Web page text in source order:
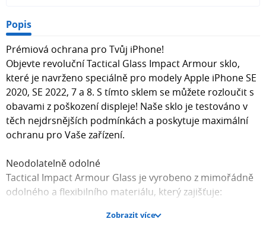
Popis
Prémiová ochrana pro Tvůj iPhone!
Objevte revoluční Tactical Glass Impact Armour sklo,
které je navrženo speciálně pro modely Apple iPhone SE
2020, SE 2022, 7 a 8. S tímto sklem se můžete rozloučit s
obavami z poškození displeje! Naše sklo je testováno v
těch nejdrsnějších podmínkách a poskytuje maximální
ochranu pro Vaše zařízení.
Neodolatelně odolné
Tactical Impact Armour Glass je vyrobeno z mimořádně
odolného a flexibilního materiálu, který zajišťuje:
Odolnost vůči nárazům, pádům a škrábancům
Zobrazit více